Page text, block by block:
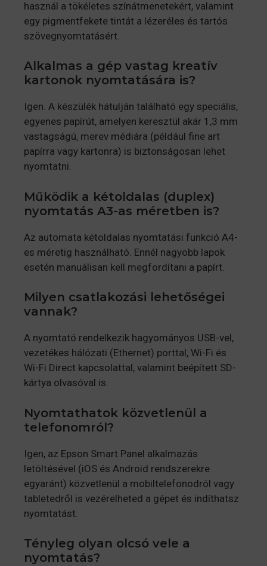
használ a tökéletes színátmenetekért, valamint
egy pigmentfekete tintát a lézeréles és tartós
szövegnyomtatásért.
Alkalmas a gép vastag kreatív
kartonok nyomtatására is?
Igen. A készülék hátulján található egy speciális,
egyenes papírút, amelyen keresztül akár 1,3 mm
vastagságú, merev médiára (például fine art
papírra vagy kartonra) is biztonságosan lehet
nyomtatni.
Működik a kétoldalas (duplex)
nyomtatás A3-as méretben is?
Az automata kétoldalas nyomtatási funkció A4-
es méretig használható. Ennél nagyobb lapok
esetén manuálisan kell megfordítani a papírt.
Milyen csatlakozási lehetőségei
vannak?
A nyomtató rendelkezik hagyományos USB-vel,
vezetékes hálózati (Ethernet) porttal, Wi-Fi és
Wi-Fi Direct kapcsolattal, valamint beépített SD-
kártya olvasóval is.
Nyomtathatok közvetlenül a
telefonomról?
Igen, az Epson Smart Panel alkalmazás
letöltésével (iOS és Android rendszerekre
egyaránt) közvetlenül a mobiltelefonodról vagy
tabletedről is vezérelheted a gépet és indíthatsz
nyomtatást.
Tényleg olyan olcsó vele a
nyomtatás?